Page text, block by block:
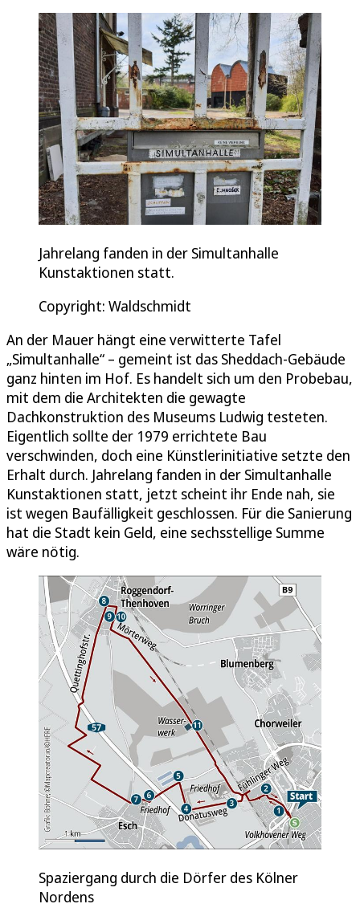
Jahrelang fanden in der Simultanhalle
Kunstaktionen statt.
Copyright: Waldschmidt
An der Mauer hängt eine verwitterte Tafel
„Simultanhalle“ – gemeint ist das Sheddach-Gebäude
ganz hinten im Hof. Es handelt sich um den Probebau,
mit dem die Architekten die gewagte
Dachkonstruktion des Museums Ludwig testeten.
Eigentlich sollte der 1979 errichtete Bau
verschwinden, doch eine Künstlerinitiative setzte den
Erhalt durch. Jahrelang fanden in der Simultanhalle
Kunstaktionen statt, jetzt scheint ihr Ende nah, sie
ist wegen Baufälligkeit geschlossen. Für die Sanierung
hat die Stadt kein Geld, eine sechsstellige Summe
wäre nötig.
Spaziergang durch die Dörfer des Kölner
Nordens